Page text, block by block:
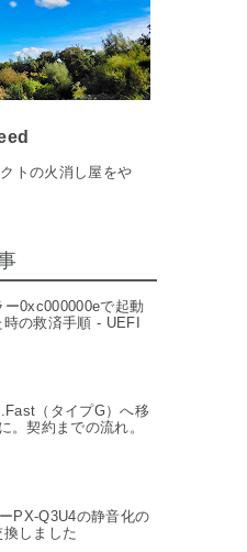
トの火消し屋をや
ー0xc000000eで起動
の救済手順 - UEFI
（タイプG）へ移
。契約までの流れ。
PX-Q3U4の静音化の
しました